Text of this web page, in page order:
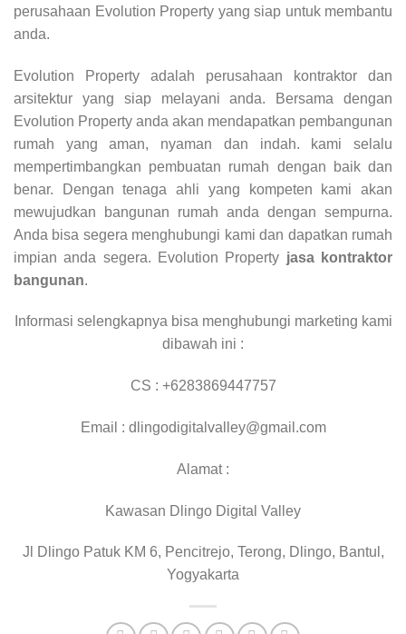
perusahaan Evolution Property yang siap untuk membantu
anda.
Evolution Property adalah perusahaan kontraktor dan
arsitektur yang siap melayani anda. Bersama dengan
Evolution Property anda akan mendapatkan pembangunan
rumah yang aman, nyaman dan indah. kami selalu
mempertimbangkan pembuatan rumah dengan baik dan
benar. Dengan tenaga ahli yang kompeten kami akan
mewujudkan bangunan rumah anda dengan sempurna.
Anda bisa segera menghubungi kami dan dapatkan rumah
impian anda segera. Evolution Property jasa kontraktor
bangunan.
Informasi selengkapnya bisa menghubungi marketing kami
dibawah ini :
CS : +6283869447757
Email : dlingodigitalvalley@gmail.com
Alamat :
Kawasan Dlingo Digital Valley
Jl Dlingo Patuk KM 6, Pencitrejo, Terong, Dlingo, Bantul,
Yogyakarta